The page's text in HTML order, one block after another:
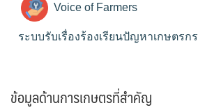
Voice of Farmers
ระบบรับเรื่องร้องเรียนปัญหาเกษตรกร
ข้อมูลด้านการเกษตรที่สำคัญ